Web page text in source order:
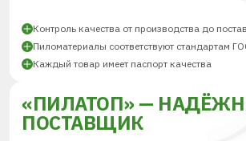
Контроль качества от производства до
Пиломатериалы соответствуют стандартам
Каждый товар имеет паспорт качества
«ПИЛАТОП» —
ПОСТАВЩИК